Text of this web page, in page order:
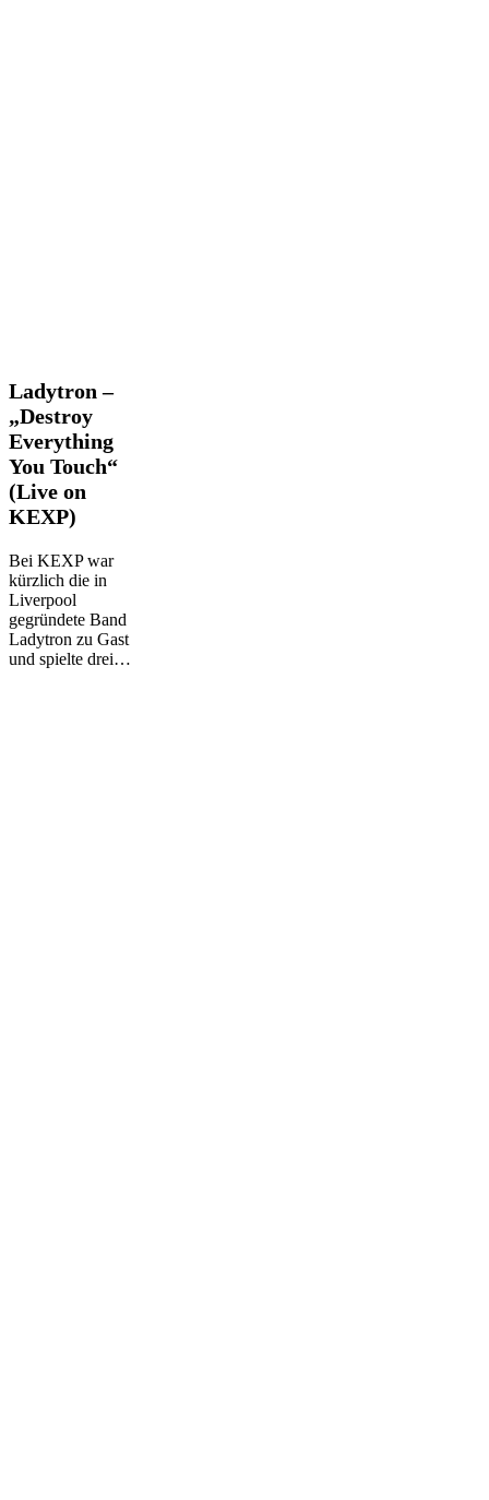
Ladytron
„Destroy
Everything
You
Touch“
(Live
on
Ladytron –
„Destroy
Everything
You Touch“
(Live on
KEXP)
Bei KEXP war
kürzlich die in
Liverpool
gegründete Band
Ladytron zu Gast
und spielte drei…